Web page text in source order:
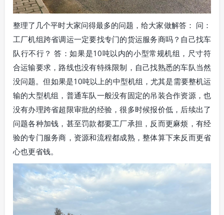
整理了几个平时大家问得最多的问题，给大家做解答： 问：
工厂机组跨省调运一定要找专门的货运服务商吗？自己找车
队行不行？ 答：如果是10吨以内的小型常规机组，尺寸符
合运输要求，路线也没有特殊限制，自己找熟悉的车队当然
没问题。但如果是10吨以上的中型机组，尤其是需要整机运
输的大型机组，普通车队一般没有固定的吊装合作资源，也
没有办理跨省超限审批的经验，很多时候报价低，后续出了
问题各种加钱，甚至罚款都要工厂承担，反而更麻烦，有经
验的专门服务商，资源和流程都成熟，整体算下来反而更省
心也更省钱。